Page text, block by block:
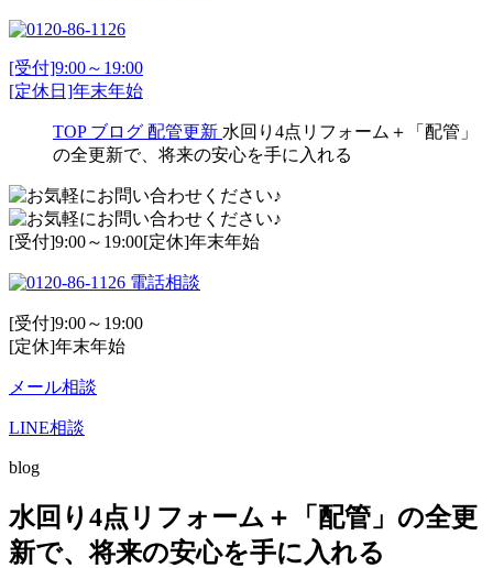
[受付]9:00～19:00
[定休日]年末年始
TOP ブログ 配管更新 水回り4点リフォーム＋「配管」
の全更新で、将来の安心を手に入れる
[受付]9:00～19:00[定休]年末年始
電話相談
[受付]9:00～19:00
[定休]年末年始
メール相談
LINE相談
blog
水回り4点リフォーム＋「配管」の全更
新で、将来の安心を手に入れる